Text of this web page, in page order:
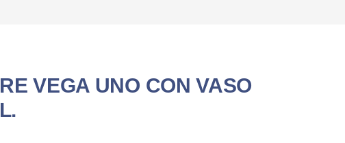
VEGA UNO CON VASO